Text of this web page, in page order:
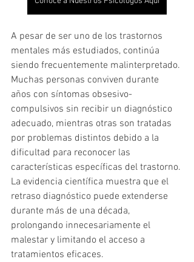
A pesar de ser uno de los trastornos
mentales más estudiados, continúa
siendo frecuentemente malinterpretado.
Muchas personas conviven durante
años con síntomas obsesivo-
compulsivos sin recibir un diagnóstico
adecuado, mientras otras son tratadas
por problemas distintos debido a la
dificultad para reconocer las
características específicas del trastorno.
La evidencia científica muestra que el
retraso diagnóstico puede extenderse
durante más de una década,
prolongando innecesariamente el
malestar y limitando el acceso a
tratamientos eficaces.